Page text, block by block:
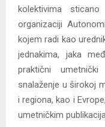
kolektivima
organizaciji
kojem radi kao
jednakima, jaka
praktični
snalaženje u širokoj
i regiona, kao i
umetničkim